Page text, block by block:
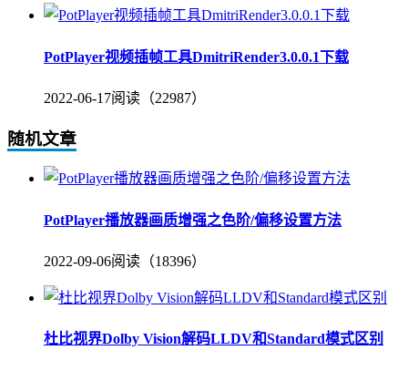
PotPlayer视频插帧工具DmitriRender3.0.0.1下载
2022-06-17阅读（22987）
随机文章
PotPlayer播放器画质增强之色阶/偏移设置方法
2022-09-06阅读（18396）
杜比视界Dolby Vision解码LLDV和Standard模式区别